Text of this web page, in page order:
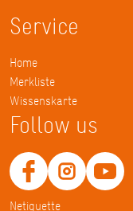
Service
Home
Merkliste
Wissenskarte
Follow us
Netiquette